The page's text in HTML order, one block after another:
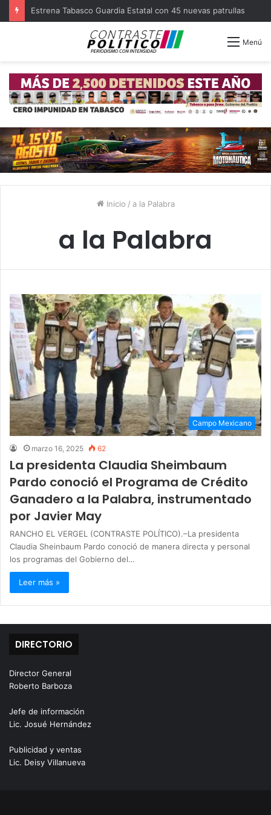
Estrena Tabasco Guardia Estatal con 45 nuevas patrullas
Menú
Inicio / a la Palabra
a la Palabra
Campo Mexicano
marzo 16, 2025 62
La presidenta Claudia Sheimbaum
Pardo conoció el Programa de Crédito
Ganadero a la Palabra, instrumentado
por Javier May
RANCHO EL VERGEL (CONTRASTE POLÍTICO).–La presidenta
Claudia Sheinbaum Pardo conoció de manera directa y personal
los programas del Gobierno del…
Leer más »
DIRECTORIO
Director General
Roberto Barboza
Jefe de información
Lic. Josué Hernández
Publicidad y ventas
Lic. Deisy Villanueva